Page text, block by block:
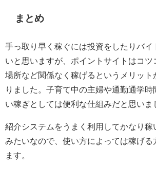
まとめ
手っ取り早く稼ぐには投資をしたりバイ
いと思いますが、ポイントサイトはコツ
場所など関係なく稼げるというメリット
りました。子育て中の主婦や通勤通学時
い稼ぎとしては便利な仕組みだと思いま
紹介システムをうまく利用してかなり稼
みたいなので、使い方によっては稼げる
ます。